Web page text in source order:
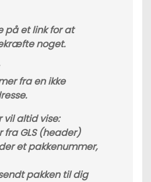
på et link for at
noget.
fra en ikke
vil altid vise:
GLS (header)
et pakkenummer,
pakken til dig